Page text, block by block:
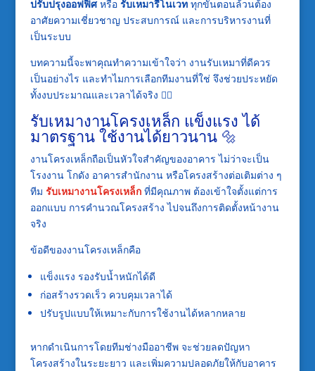
ปรับปรุงออฟฟิศหรือ รับเหมารีโนเวททุกขั้นตอนล้วนต้อง
อาศัยความเชี่ยวชาญ ประสบการณ์ และการบริหารงานที่
เป็นระบบ
บทความนี้จะพาคุณทำความเข้าใจว่า งานรับเหมาที่ดีควร
เป็นอย่างไร และทำไมการเลือกทีมงานที่ใช่ จึงช่วยประหยัด
ทั้งงบประมาณและเวลาได้จริง 👷‍♂️
รับเหมางานโครงเหล็ก แข็งแรง ได้
มาตรฐาน ใช้งานได้ยาวนาน 🔩
งานโครงเหล็กถือเป็นหัวใจสำคัญของอาคาร ไม่ว่าจะเป็น
โรงงาน โกดัง อาคารสำนักงาน หรือโครงสร้างต่อเติมต่าง ๆ
ทีม รับเหมางานโครงเหล็กที่มีคุณภาพ ต้องเข้าใจตั้งแต่การ
ออกแบบ การคำนวณโครงสร้าง ไปจนถึงการติดตั้งหน้างาน
จริง
ข้อดีของงานโครงเหล็กคือ
แข็งแรง รองรับน้ำหนักได้ดี
ก่อสร้างรวดเร็ว ควบคุมเวลาได้
ปรับรูปแบบให้เหมาะกับการใช้งานได้หลากหลาย
หากดำเนินการโดยทีมช่างมืออาชีพ จะช่วยลดปัญหา
โครงสร้างในระยะยาว และเพิ่มความปลอดภัยให้กับอาคาร